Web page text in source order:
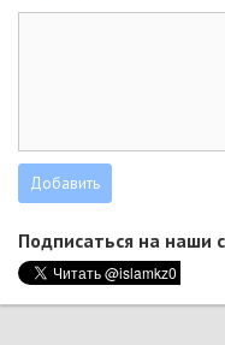
Подписаться на наши